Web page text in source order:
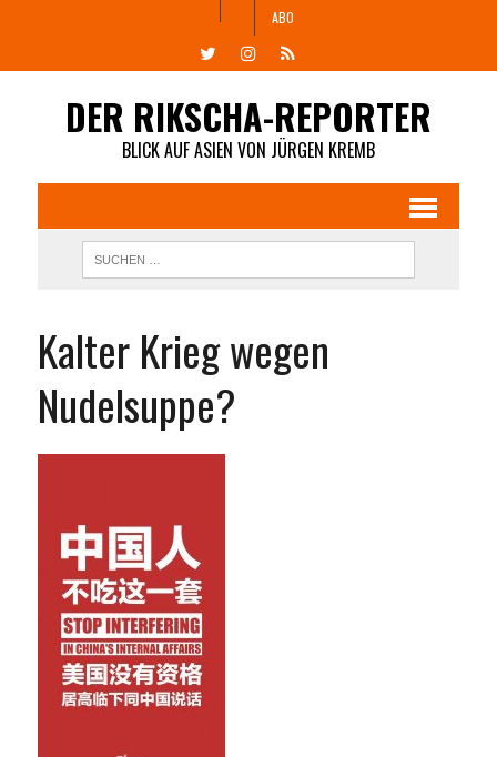
ABO
DER RIKSCHA-REPORTER
BLICK AUF ASIEN VON JÜRGEN KREMB
Kalter Krieg wegen
Nudelsuppe?